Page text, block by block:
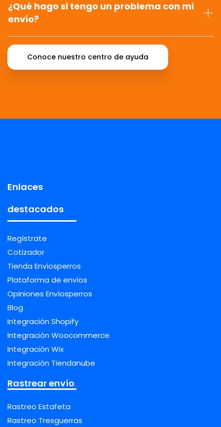
¿Qué hago si tengo un problema con mi
envío?
Conoce nuestro centro de ayuda
Enlaces
destacados
Regístrate
Cotizador
Tienda Envíosperros
Plataforma de envíos
Opiniones Envíosperros
Blog
Integración Shopify
Integración Woocommerce
Integración Wix
Integración Tiendanube
Rastrear envío
Rastreo Estafeta
Rastreo Tresguerras